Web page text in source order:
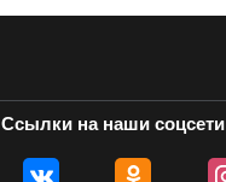
Ссылки на наши соцсети